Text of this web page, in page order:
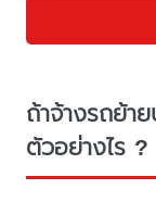
ถ้าจ้างรถย้า
ตัวอย่างไร ?